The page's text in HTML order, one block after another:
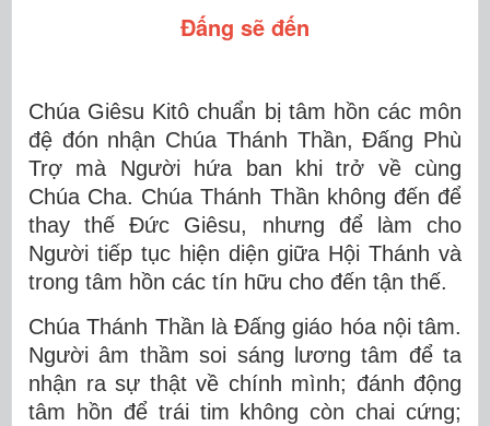
Đấng sẽ đến
Chúa Giêsu Kitô chuẩn bị tâm hồn các môn
đệ đón nhận Chúa Thánh Thần, Đấng Phù
Trợ mà Người hứa ban khi trở về cùng
Chúa Cha. Chúa Thánh Thần không đến để
thay thế Đức Giêsu, nhưng để làm cho
Người tiếp tục hiện diện giữa Hội Thánh và
trong tâm hồn các tín hữu cho đến tận thế.
Chúa Thánh Thần là Đấng giáo hóa nội tâm.
Người âm thầm soi sáng lương tâm để ta
nhận ra sự thật về chính mình; đánh động
tâm hồn để trái tim không còn chai cứng;